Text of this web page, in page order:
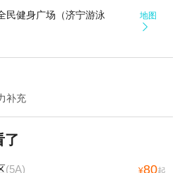
民健身广场（济宁游泳
地图

补充
了
(5A) 80